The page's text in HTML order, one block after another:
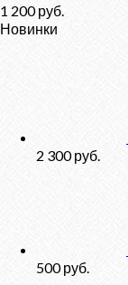
1 200руб.
Новинки
2 300руб.
500руб.